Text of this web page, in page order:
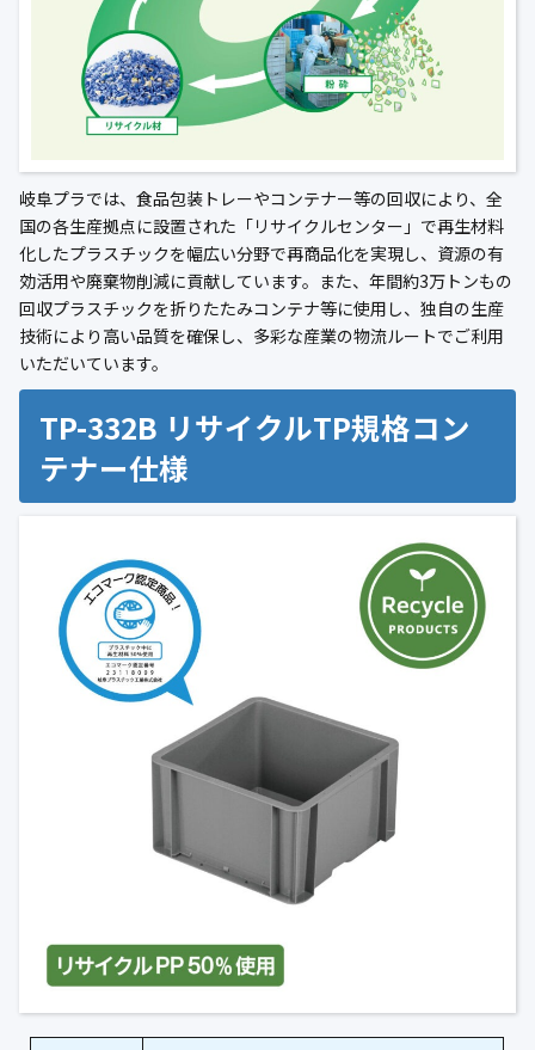
岐阜プラでは、食品包装トレーやコンテナー等の回収により、全
国の各生産拠点に設置された「リサイクルセンター」で再生材料
化したプラスチックを幅広い分野で再商品化を実現し、資源の有
効活用や廃棄物削減に貢献しています。また、年間約3万トンもの
回収プラスチックを折りたたみコンテナ等に使用し、独自の生産
技術により高い品質を確保し、多彩な産業の物流ルートでご利用
いただいています。
TP-332B リサイクルTP規格コン
テナー仕様